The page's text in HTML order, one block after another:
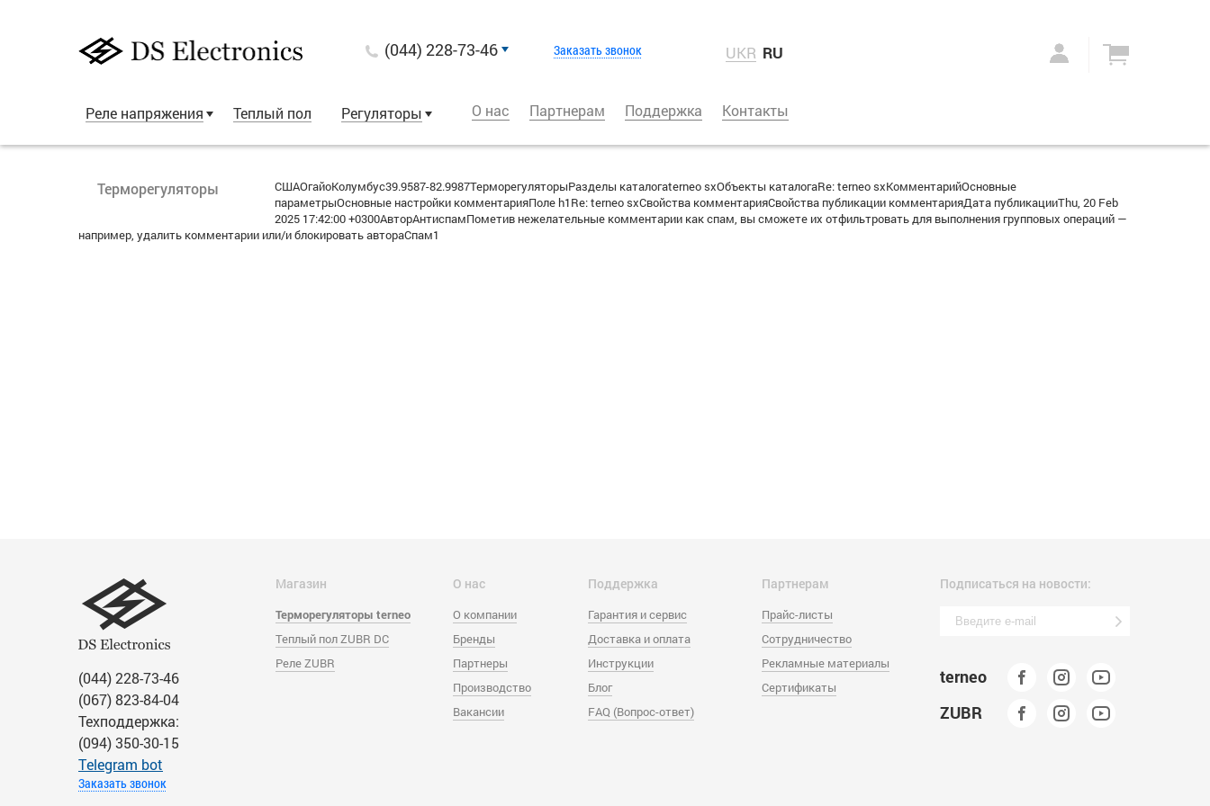
(044) 228-73-46 Заказать звонок UKR RU
Реле напряжения Теплый пол Регуляторы О нас Партнерам Поддержка Контакты
Терморегуляторы
СШАОгайоКолумбус39.9587-82.9987ТерморегуляторыРазделы каталогаterneo sxОбъекты каталогаRe: terneo sxКомментарийОсновные
параметрыОсновные настройки комментарияПоле h1Re: terneo sxСвойства комментарияСвойства публикации комментарияДата публикацииThu, 20 Feb
2025 17:42:00 +0300АвторАнтиспамПометив нежелательные комментарии как спам, вы сможете их отфильтровать для выполнения групповых операций —
например, удалить комментарии или/и блокировать автораСпам1
(044) 228-73-46
(067) 823-84-04
Техподдержка:
(094) 350-30-15
Тelegram bot
Заказать звонок
Магазин
Терморегуляторы terneo
Теплый пол ZUBR DC
Реле ZUBR
О нас
О компании
Бренды
Партнеры
Производство
Вакансии
Поддержка
Гарантия и сервис
Доставка и оплата
Инструкции
Блог
FAQ (Вопрос-ответ)
Партнерам
Прайс-листы
Сотрудничество
Рекламные материалы
Сертификаты
Подписаться на новости:
terneo
ZUBR